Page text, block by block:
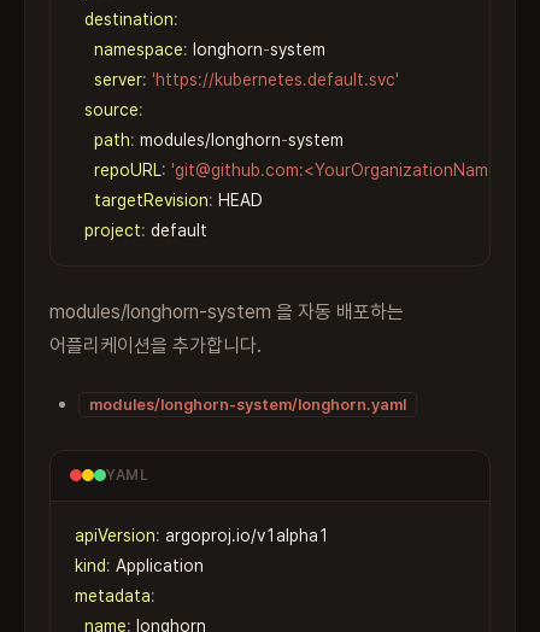
destination:
namespace: longhorn-system
server: 'https://kubernetes.default.svc'
source:
path: modules/longhorn-system
repoURL: 'git@github.com:<YourOrganizationName>/
targetRevision: HEAD
project: default
modules/longhorn-system 을 자동 배포하는
어플리케이션을 추가합니다.
modules/longhorn-system/longhorn.yaml
YAML
apiVersion:
kind:
metadata:
name: longhorn